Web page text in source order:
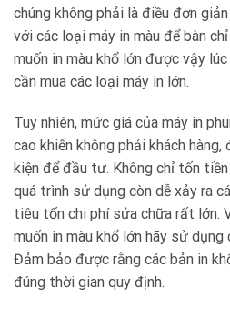
chúng không phải là điều đơn
với các loại máy in màu để bàn
muốn in màu khổ lớn được vậy
cần mua các loại máy in lớn.
Tuy nhiên, mức giá của máy in
cao khiến không phải khách
kiện để đầu tư. Không chỉ tốn
quá trình sử dụng còn dễ xảy ra
tiêu tốn chi phí sửa chữa rất lớn.
muốn in màu khổ lớn hãy sử dụng
Đảm bảo được rằng các bản in
đúng thời gian quy định.